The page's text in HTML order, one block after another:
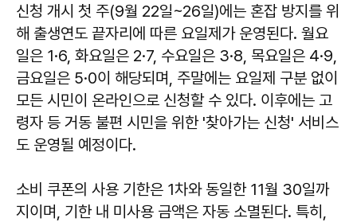
신청 개시 첫 주(9월 22일~26일)에는 혼잡 방지를 위
해 출생연도 끝자리에 따른 요일제가 운영된다. 월요
일은 1·6, 화요일은 2·7, 수요일은 3·8, 목요일은 4·9,
금요일은 5·0이 해당되며, 주말에는 요일제 구분 없이
모든 시민이 온라인으로 신청할 수 있다. 이후에는 고
령자 등 거동 불편 시민을 위한 '찾아가는 신청' 서비스
도 운영될 예정이다.
소비 쿠폰의 사용 기한은 1차와 동일한 11월 30일까
지이며, 기한 내 미사용 금액은 자동 소멸된다. 특히,